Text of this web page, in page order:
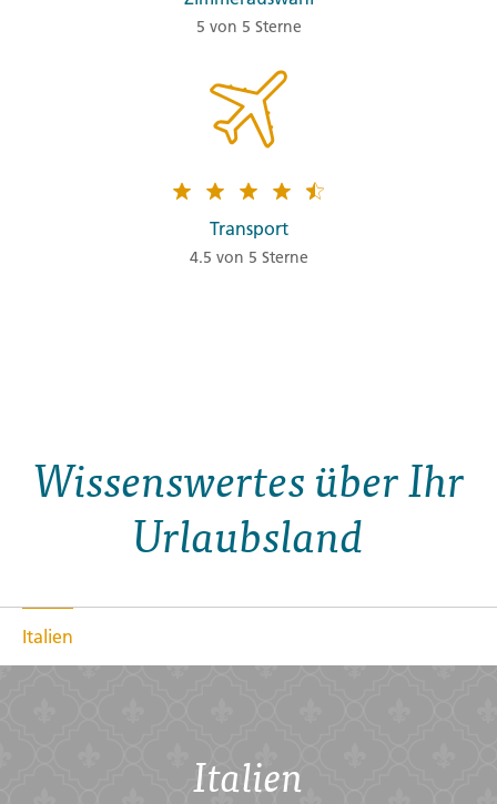
5 von 5 Sterne
Transport
4.5 von 5 Sterne
Wissenswertes über Ihr
Urlaubsland
Italien
Italien